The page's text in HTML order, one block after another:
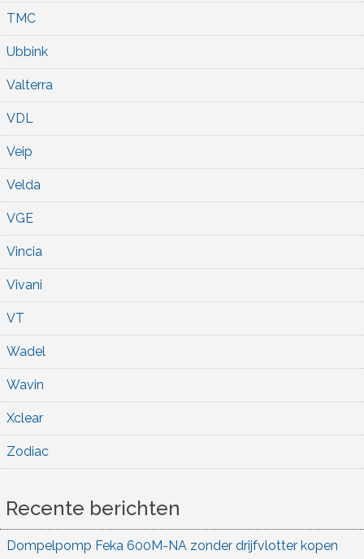
TMC
Ubbink
Valterra
VDL
Veip
Velda
VGE
Vincia
Vivani
VT
Wadel
Wavin
Xclear
Zodiac
Recente berichten
Dompelpomp Feka 600M-NA zonder drijfvlotter kopen